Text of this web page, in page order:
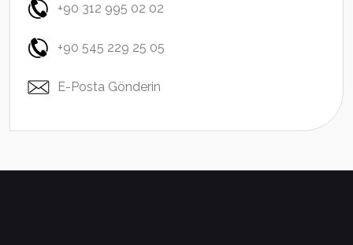
+90 312 995 02 02
+90 545 229 25 05
E-Posta Gönderin